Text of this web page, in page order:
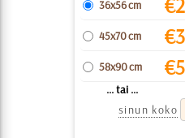
36x56 cm
45x70 cm €
58x90 cm €
... tai ...
sinun koko